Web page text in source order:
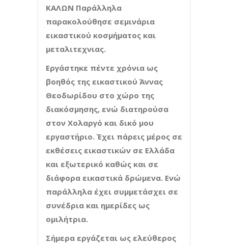
ΚΑΛΩΝ Παράλληλα
παρακολούθησε σεμινάρια
εικαστικού κοσμήματος και
μεταλιτεχνιας.
Εργάστηκε πέντε χρόνια ως
βοηθός της εικαστικού Άννας
Θεοδωρίδου στο χώρο της
διακόσμησης, ενώ διατηρούσα
στον Χολαργό και δικό μου
εργαστήριο. Έχει πάρεις μέρος σε
εκθέσεις εικαστικών σε Ελλάδα
και εξωτερικό καθώς και σε
διάφορα εικαστικά δρώμενα. Ενώ
παράλληλα έχει συμμετάσχει σε
συνέδρια και ημερίδες ως
ομιλήτρια.
Σήμερα εργάζεται ως ελεύθερος